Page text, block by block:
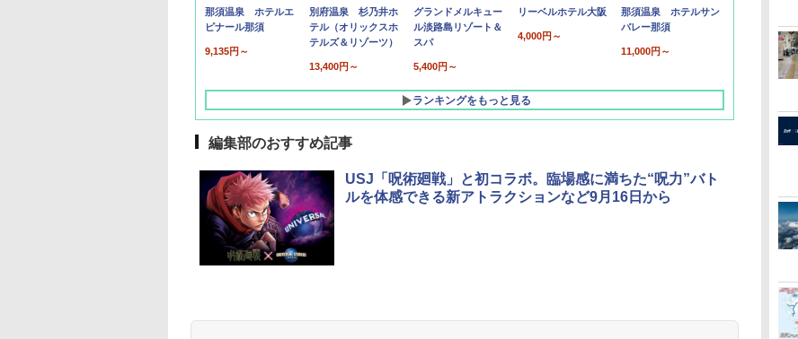
那須温泉 ホテルエ
ピナール那須
9,135円～
別府温泉 杉乃井ホ
テル（オリックスホ
テルズ＆リゾーツ）
13,400円～
グランドメルキュー
ル淡路島リゾート＆
スパ
5,400円～
リーベルホテル大阪
4,000円～
那須温泉 ホテルサン
バレー那須
11,000円～
ランキングをもっと見る
編集部のおすすめ記事
USJ「呪術廻戦」と初コラボ。臨場感に満ちた“呪力”バト
ルを体感できる新アトラクションなど9月16日から